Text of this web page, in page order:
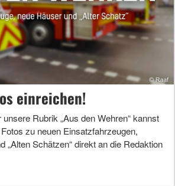
einreichen!
Rubrik „Aus den Wehren“ kannst
zu neuen Einsatzfahrzeugen,
„Alten Schätzen“ direkt an die Redaktion